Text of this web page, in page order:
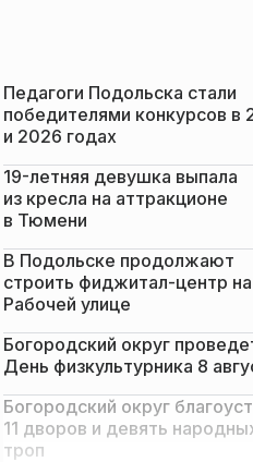
Педагоги Подольска стали
победителями конкурсов в
и 2026 годах
19-летняя девушка выпала
из кресла на аттракционе
в Тюмени
В Подольске продолжают
строить фиджитал-центр на
Рабочей улице
Богородский округ
День физкультурника 8
Богородский округ
11 дворов и девять
троп